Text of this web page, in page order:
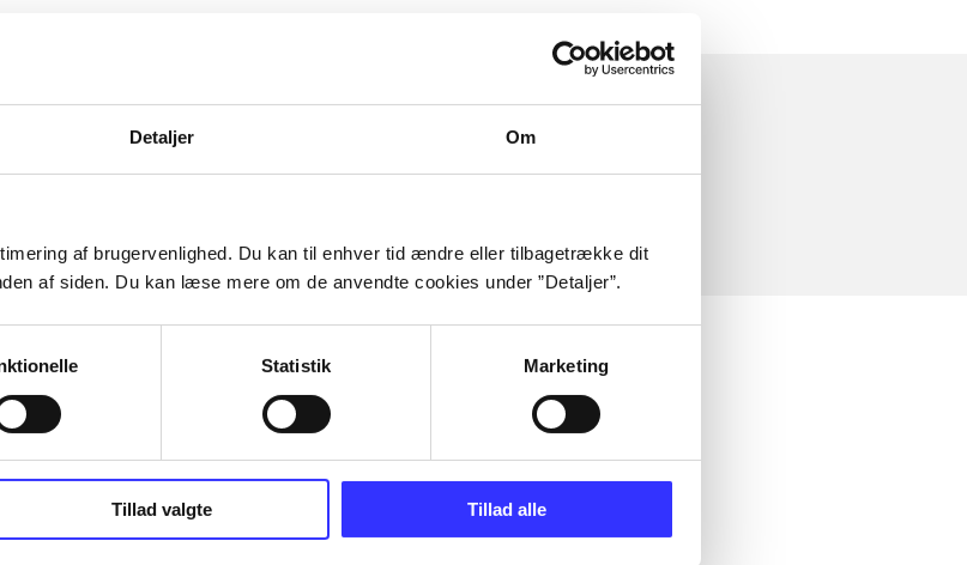
Detaljer Om
af brugervenlighed. Du kan til enhver tid ændre eller tilbagetrække dit
af siden. Du kan læse mere om de anvendte cookies under ”Detaljer”.
Statistik Marketing
Tillad valgte Tillad alle